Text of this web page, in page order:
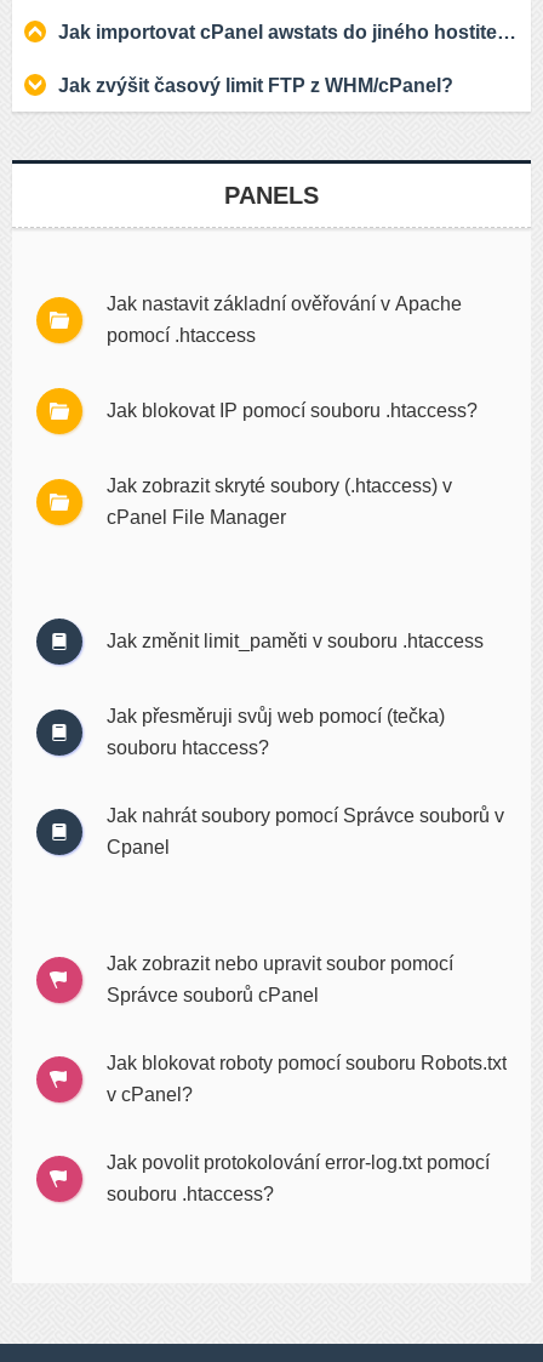
Jak importovat cPanel awstats do jiného hostitele?
Jak zvýšit časový limit FTP z WHM/cPanel?
PANELS
Jak nastavit základní ověřování v Apache
pomocí .htaccess
Jak blokovat IP pomocí souboru .htaccess?
Jak zobrazit skryté soubory (.htaccess) v
cPanel File Manager
Jak změnit limit_paměti v souboru .htaccess
Jak přesměruji svůj web pomocí (tečka)
souboru htaccess?
Jak nahrát soubory pomocí Správce souborů v
Cpanel
Jak zobrazit nebo upravit soubor pomocí
Správce souborů cPanel
Jak blokovat roboty pomocí souboru Robots.txt
v cPanel?
Jak povolit protokolování error-log.txt pomocí
souboru .htaccess?